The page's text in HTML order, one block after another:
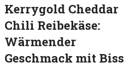
Kerrygold Cheddar
Chili Reibekäse:
Wärmender
Geschmack mit Biss